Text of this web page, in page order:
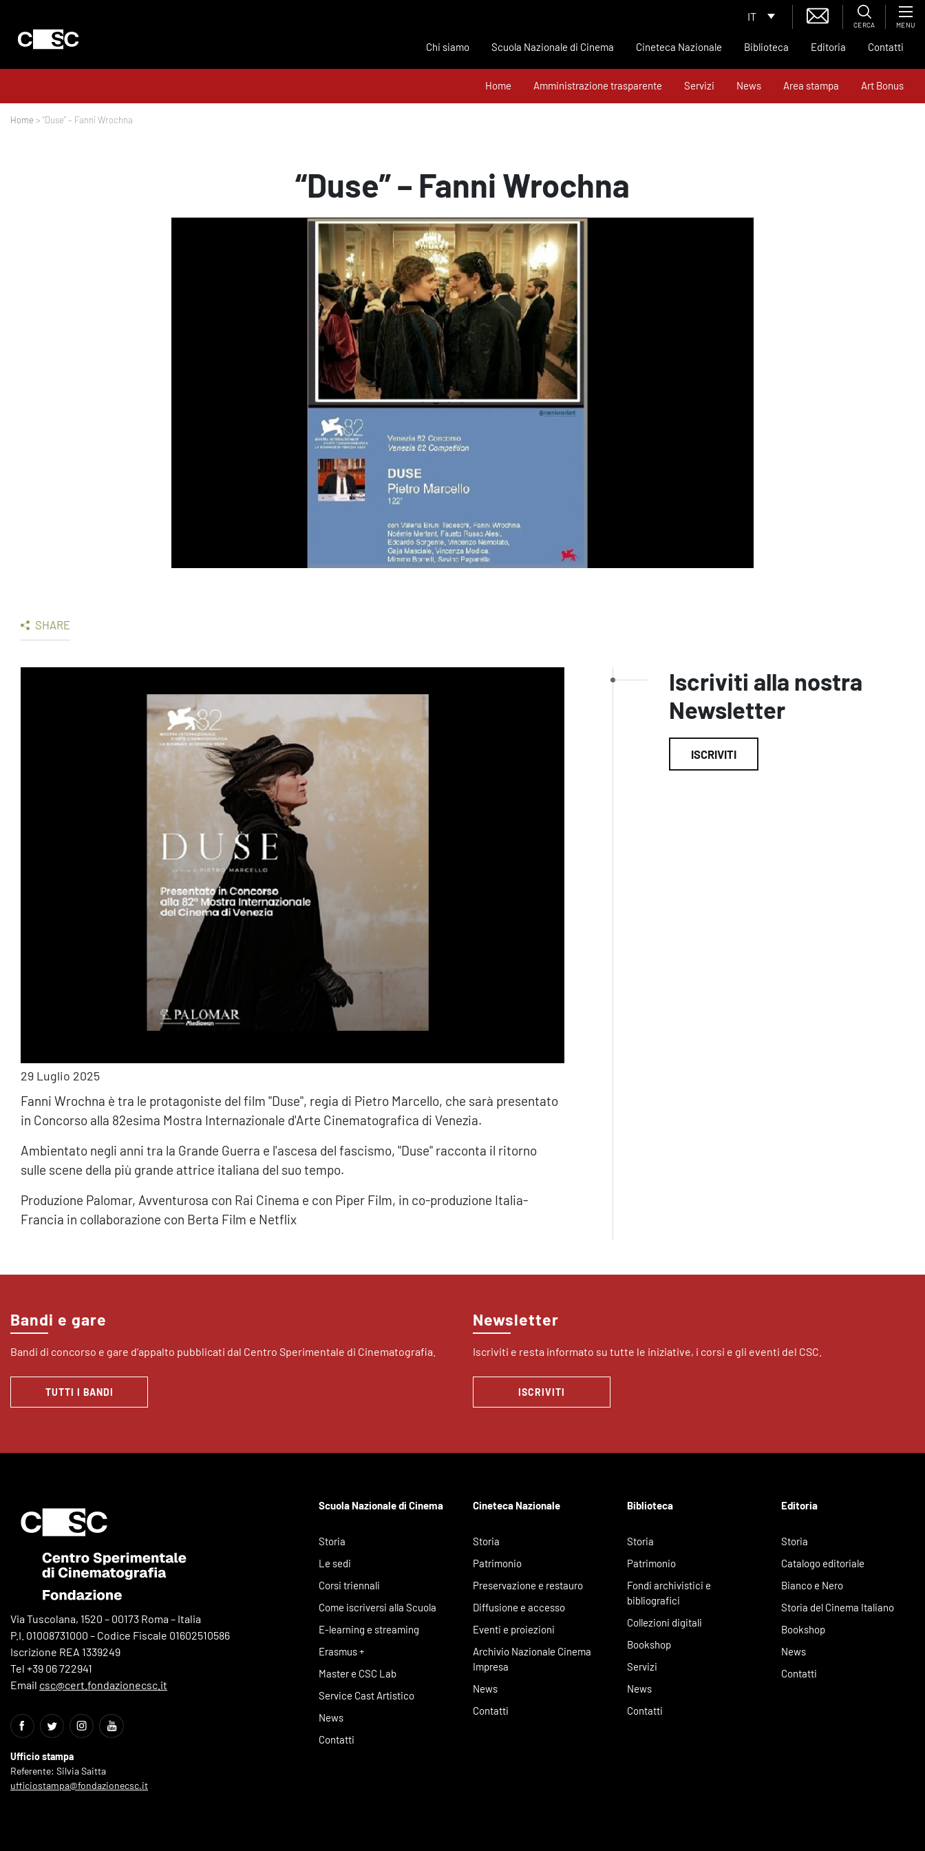
IT
CERCA MENU
Chi siamo Scuola Nazionale di Cinema Cineteca Nazionale Biblioteca Editoria Contatti
Home Amministrazione trasparente Servizi News Area stampa Art Bonus
Home > “Duse” – Fanni Wrochna
“Duse” – Fanni Wrochna
SHARE
29 Luglio 2025
Fanni Wrochna è tra le protagoniste del film "Duse", regia di Pietro Marcello, che sarà presentato
in Concorso alla 82esima Mostra Internazionale d'Arte Cinematografica di Venezia.
Ambientato negli anni tra la Grande Guerra e l'ascesa del fascismo, "Duse" racconta il ritorno
sulle scene della più grande attrice italiana del suo tempo.
Produzione Palomar, Avventurosa con Rai Cinema e con Piper Film, in co-produzione Italia-
Francia in collaborazione con Berta Film e Netflix
Iscriviti alla nostra
Newsletter
ISCRIVITI
Bandi e gare
Bandi di concorso e gare d’appalto pubblicati dal Centro Sperimentale di Cinematografia.
TUTTI I BANDI
Newsletter
Iscriviti e resta informato su tutte le iniziative, i corsi e gli eventi del CSC.
ISCRIVITI
Via Tuscolana, 1520 – 00173 Roma – Italia
P.I. 01008731000 – Codice Fiscale 01602510586
Iscrizione REA 1339249
Tel +39 06 722941
Email csc@cert.fondazionecsc.it
Ufficio stampa
Referente: Silvia Saitta
ufficiostampa@fondazionecsc.it
Scuola Nazionale di Cinema
Storia
Le sedi
Corsi triennali
Come iscriversi alla Scuola
E-learning e streaming
Erasmus +
Master e CSC Lab
Service Cast Artistico
News
Contatti
Cineteca Nazionale
Storia
Patrimonio
Preservazione e restauro
Diffusione e accesso
Eventi e proiezioni
Archivio Nazionale Cinema
Impresa
News
Contatti
Biblioteca
Storia
Patrimonio
Fondi archivistici e
bibliografici
Collezioni digitali
Bookshop
Servizi
News
Contatti
Editoria
Storia
Catalogo editoriale
Bianco e Nero
Storia del Cinema Italiano
Bookshop
News
Contatti